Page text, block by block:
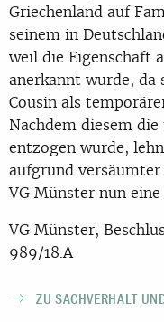
Griechenland auf
seinem in
weil die Eigenschaft
anerkannt wurde, da
Cousin als
Nachdem diesem
entzogen wurde,
aufgrund
VG Münster nun eine
VG Münster,
989/18.A
ZU SACHVERHALT